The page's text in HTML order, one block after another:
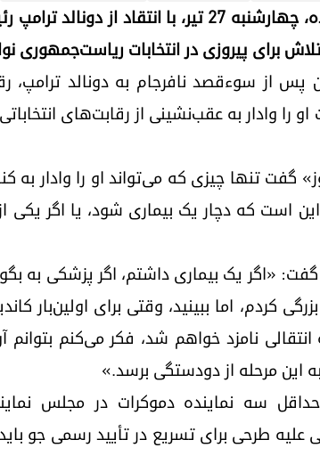
جو بایدن، رئیس‌جمهوری ایالات متحده، چهارشنبه ۲۷ تیر،
برای پیروزی در انتخابات ریاست‌جمهوری
پس از سوءقصد نافرجام به دونالد ترامپ،
را وادار به عقب‌نشینی از رقابت‌های
گفت تنها چیزی که می‌تواند او را وادار به
ریاست‌جمهوری ۲۰۲۴ کند. این است که دچار یک بیماری شود، یا
«اگر یک بیماری داشتم، اگر پزشکی به
کردم، اما ببینید، وقتی برای اولین‌بار
نامزد خواهم شد، فکر می‌کنم
این مرحله از دودستگی برسد.»
سه نماینده دموکرات در مجلس
طرحی برای تسریع در تأیید رسمی جو